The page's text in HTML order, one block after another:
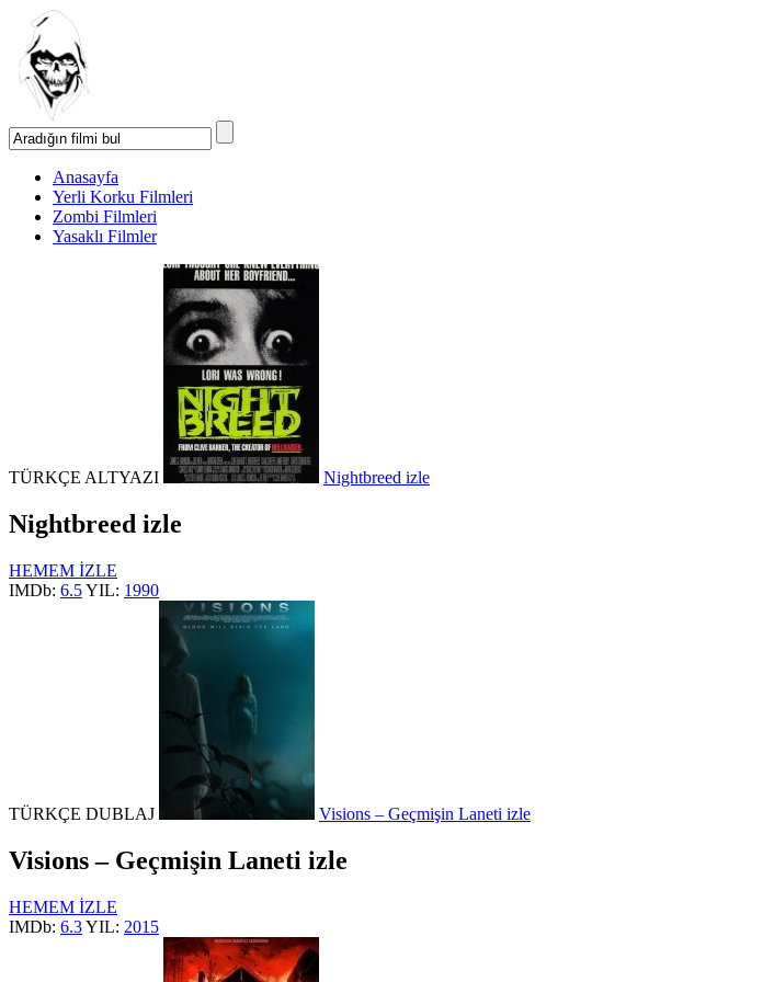
Anasayfa
Yerli Korku Filmleri
Zombi Filmleri
Yasaklı Filmler
TÜRKÇE ALTYAZI Nightbreed izle
Nightbreed izle
HEMEM İZLE
IMDb: 6.5YIL: 1990
TÜRKÇE DUBLAJ Visions – Geçmişin Laneti izle
Visions – Geçmişin Laneti izle
HEMEM İZLE
IMDb: 6.3YIL: 2015